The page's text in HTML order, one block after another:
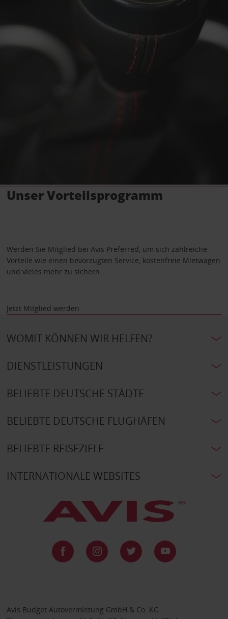
Unser Vorteilsprogramm
Werden Sie Mitglied bei Avis Preferred, um sich zahlreiche
Vorteile wie einen bevorzugten Service, kostenfreie Mietwagen
und vieles mehr zu sichern.
Jetzt Mitglied werden
WOMIT KÖNNEN WIR HELFEN?
DIENSTLEISTUNGEN
BELIEBTE DEUTSCHE STÄDTE
BELIEBTE DEUTSCHE FLUGHÄFEN
BELIEBTE REISEZIELE
INTERNATIONALE WEBSITES
Avis Budget Autovermietung GmbH & Co. KG